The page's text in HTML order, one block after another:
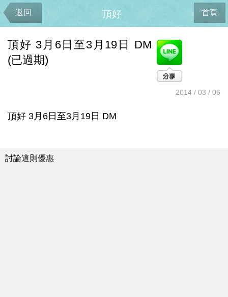
返回 首頁
頂好
頂好 3月6日至3月19日 DM
(已過期)
2014 / 03 / 06
頂好 3月6日至3月19日 DM
討論這則優惠